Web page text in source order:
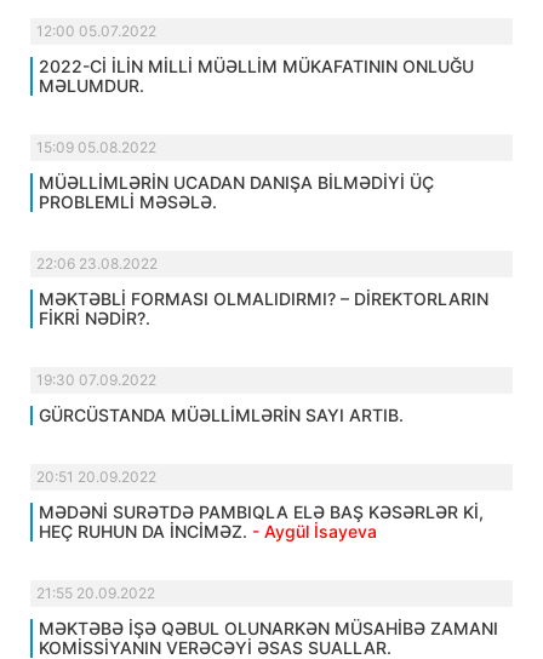
12:00 05.07.2022
2022-Cİ İLİN MİLLİ MÜƏLLİM MÜKAFATININ ONLUĞU
MƏLUMDUR.
15:09 05.08.2022
MÜƏLLİMLƏRİN UCADAN DANIŞA BİLMƏDİYİ ÜÇ
PROBLEMLİ MƏSƏLƏ.
22:06 23.08.2022
MƏKTƏBLİ FORMASI OLMALIDIRMI? – DİREKTORLARIN
FİKRİ NƏDİR?.
19:30 07.09.2022
GÜRCÜSTANDA MÜƏLLİMLƏRİN SAYI ARTIB.
20:51 20.09.2022
MƏDƏNİ SURƏTDƏ PAMBIQLA ELƏ BAŞ KƏSƏRLƏR Kİ,
HEÇ RUHUN DA İNCİMƏZ. - Aygül İsayeva
21:55 20.09.2022
MƏKTƏBƏ İŞƏ QƏBUL OLUNARKƏN MÜSAHİBƏ ZAMANI
KOMİSSİYANIN VERƏCƏYİ ƏSAS SUALLAR.